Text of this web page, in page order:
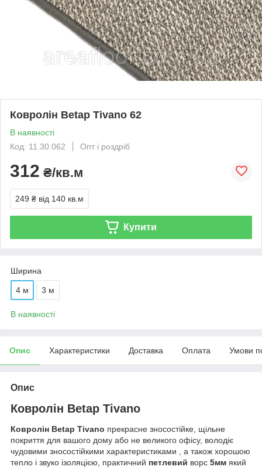
Ковролін Betap Tivano 62
В наявності
Код: 11.30.062
Опт і роздріб
312 ₴/кв.м
249 ₴ від 140 кв.м
Купити
Ширина
4 м 3 м
В наявності
Опис Характеристики Доставка Оплата Умови
Опис
Ковролін Betap Tivano
Ковролін Betap Tivano прекрасне зносостійке, щільне
покриття для вашого дому або не великого офісу, володіє
чудовими зносостійкими характеристиками , а також хорошою
тепло і звуко ізоляцією, практичний петлевий ворс 5мм який